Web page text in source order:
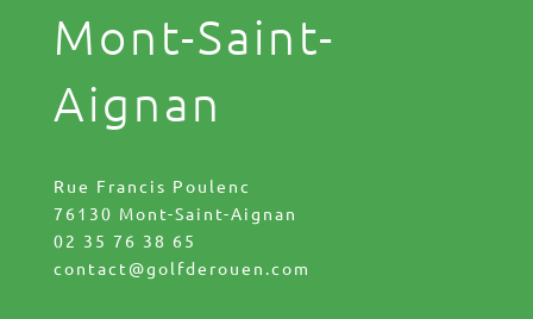
Mont-Saint-
Aignan
Rue Francis Poulenc
76130 Mont-Saint-Aignan
02 35 76 38 65
contact@golfderouen.com